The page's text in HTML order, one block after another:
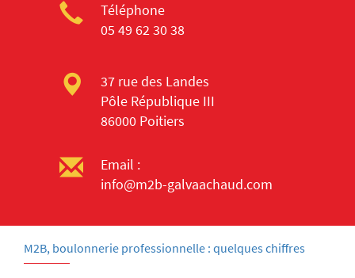
Téléphone
05 49 62 30 38
37 rue des Landes
Pôle République III
86000 Poitiers
Email :
info@m2b-galvaachaud.com
M2B, boulonnerie professionnelle : quelques chiffres